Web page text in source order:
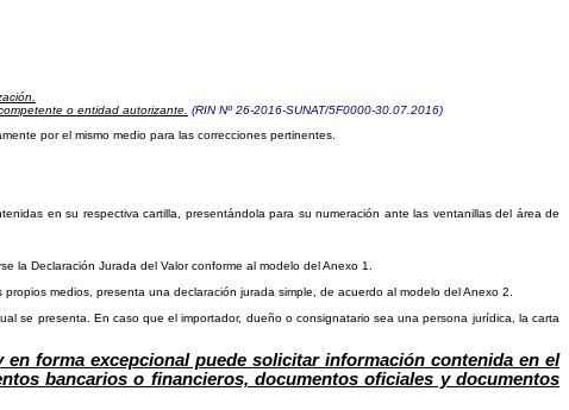
o entidad autorizante. (RIN Nº 26-2016-SUNAT/5F0000-30.07.2016)
por el mismo medio para las correcciones pertinentes.
en su respectiva cartilla, presentándola para su numeración ante las ventanillas del área de
la Declaración Jurada del Valor conforme al modelo del Anexo 1.
medios, presenta una declaración jurada simple, de acuerdo al modelo del Anexo 2.
se presenta. En caso que el importador, dueño o consignatario sea una persona jurídica, la carta
forma excepcional puede solicitar información contenida en el
bancarios o financieros, documentos oficiales y documentos